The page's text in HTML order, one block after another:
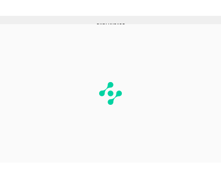
PUBLICIDADE